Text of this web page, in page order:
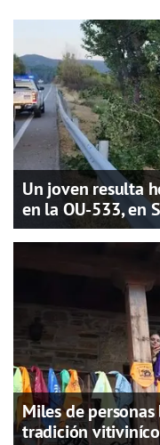
Un joven resulta
en la OU-533, en
Miles de
tradición